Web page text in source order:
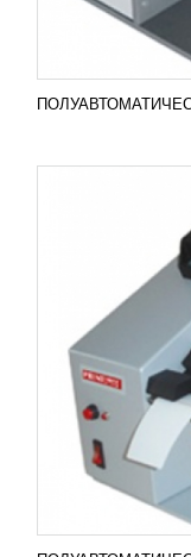
ПОДРОБНЕЕ
ЭТИКЕТОК
УЗНАТЬ
M/F
применяется